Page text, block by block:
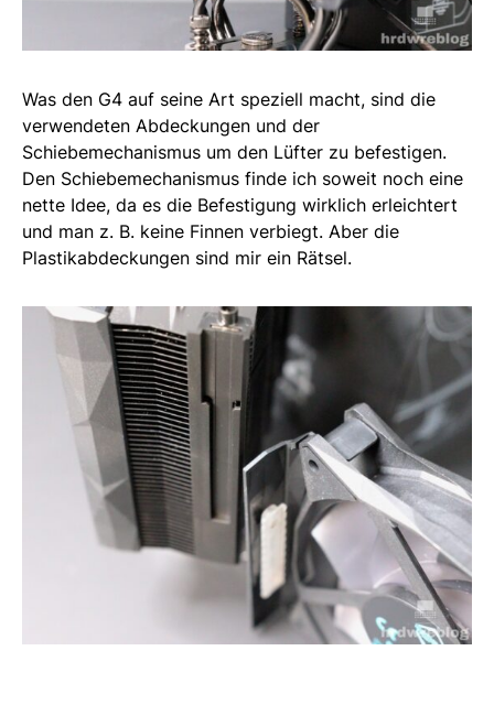
Was den G4 auf seine Art speziell macht, sind die
verwendeten Abdeckungen und der
Schiebemechanismus um den Lüfter zu befestigen.
Den Schiebemechanismus finde ich soweit noch eine
nette Idee, da es die Befestigung wirklich erleichtert
und man z. B. keine Finnen verbiegt. Aber die
Plastikabdeckungen sind mir ein Rätsel.